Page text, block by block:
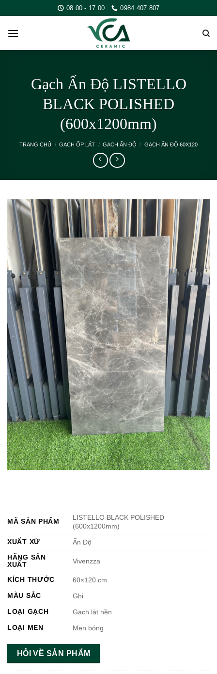
to
content
08:00 - 17:00 0984.407.807
Gạch Ấn Độ LISTELLO
BLACK POLISHED
(600x1200mm)
TRANG CHỦ / GẠCH ỐP LÁT / GẠCH ẤN ĐỘ / GẠCH ẤN ĐỘ 60X120
MÃ SẢN PHẨM
LISTELLO BLACK POLISHED
(600x1200mm)
XUẤT XỨ
Ấn Độ
HÃNG SẢN
XUẤT
Vivenzza
KÍCH THƯỚC
60×120 cm
MÀU SẮC
Ghi
LOẠI GẠCH
Gạch lát nền
LOẠI MEN
Men bóng
HỎI VỀ SẢN PHẨM